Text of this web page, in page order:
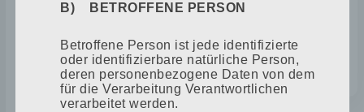
Partei und der Wirtschaftsrat
abgelassen.
B) BETROFFENE PERSON
Betroffene Person ist jede identifizierte
oder identifizierbare natürliche Person,
deren personenbezogene Daten von dem
für die Verarbeitung Verantwortlichen
verarbeitet werden.